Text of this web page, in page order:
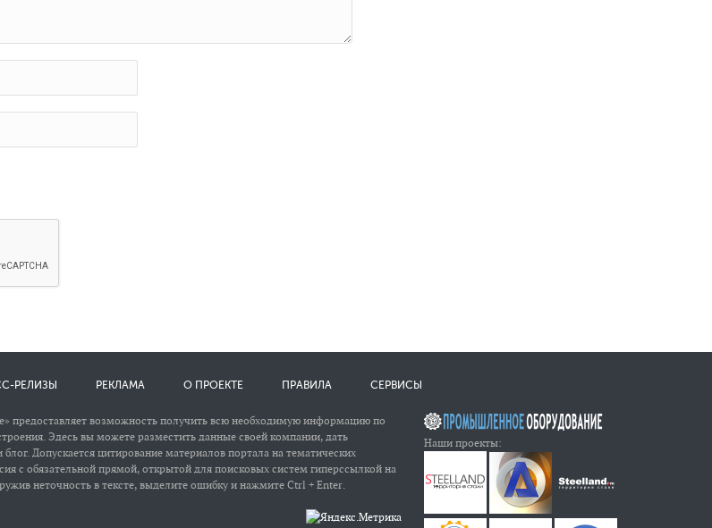
РЕЛИЗЫ РЕКЛАМА О ПРОЕКТЕ ПРАВИЛА СЕРВИСЫ
Наши проекты:
предоставляет возможность получить всю необходимую информацию по
Эдесь вы можете разместить данные своей компании, дать
Допускается цитирование материалов портала на тематических
с обязательной прямой, открытой для поисковых систем гиперссылкой на
неточность в тексте, выделите ошибку и нажмите Ctrl + Enter.